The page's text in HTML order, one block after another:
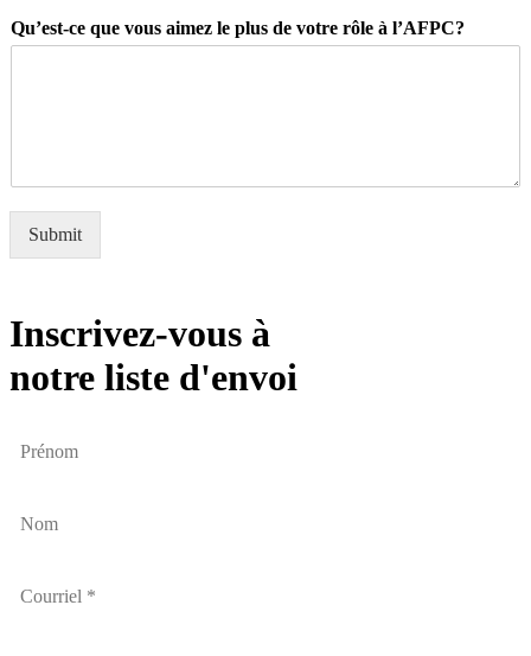
Qu’est-ce que vous aimez le plus de votre rôle à l’AFPC?
Submit
Inscrivez-vous à
notre liste d'envoi